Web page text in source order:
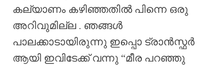
കല്യാണം കഴിഞ്ഞതിൽ പിന്നെ ഒരു
അറിവുമില്ല . ഞങ്ങൾ
പാലക്കാടായിരുന്നു ഇപ്പൊ ട്രാൻസ്ഫർ
ആയി ഇവിടേക്ക് വന്നു “മീര പറഞ്ഞു